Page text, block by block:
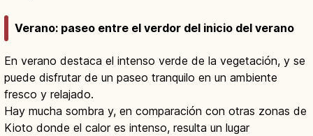
Verano: paseo entre el verdor del inicio del verano
En verano destaca el intenso verde de la vegetación, y se
puede disfrutar de un paseo tranquilo en un ambiente
fresco y relajado.
Hay mucha sombra y, en comparación con otras zonas de
Kioto donde el calor es intenso, resulta un lugar